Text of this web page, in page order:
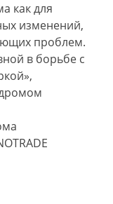
как для
изменений,
проблем.
в борьбе с